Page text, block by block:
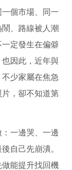
個市場、同一
、路線被人潮
定發生在偏僻
因此，近年與
少家屬在焦急
，卻不知道第
一邊哭、一邊
自己先崩潰。
能提升找回機